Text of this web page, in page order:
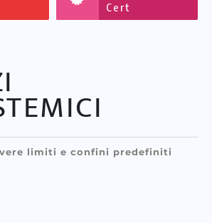
Cert
limiti e confini predefiniti